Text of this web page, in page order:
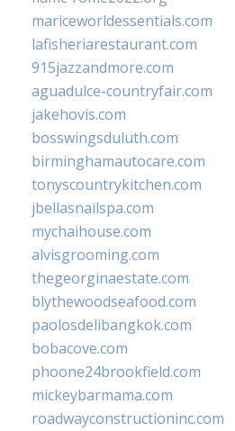
mariceworldessentials.com
lafisheriarestaurant.com
915jazzandmore.com
aguadulce-countryfair.com
jakehovis.com
bosswingsduluth.com
birminghamautocare.com
tonyscountrykitchen.com
jbellasnailspa.com
mychaihouse.com
alvisgrooming.com
thegeorginaestate.com
blythewoodseafood.com
paolosdelibangkok.com
bobacove.com
phoone24brookfield.com
mickeybarmama.com
roadwayconstructioninc.com